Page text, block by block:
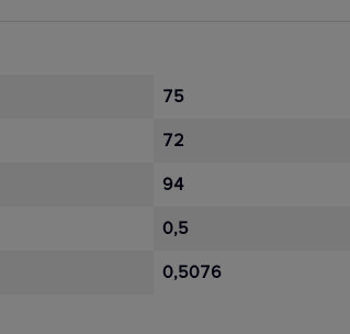
75
72
94
0,5
0,5076